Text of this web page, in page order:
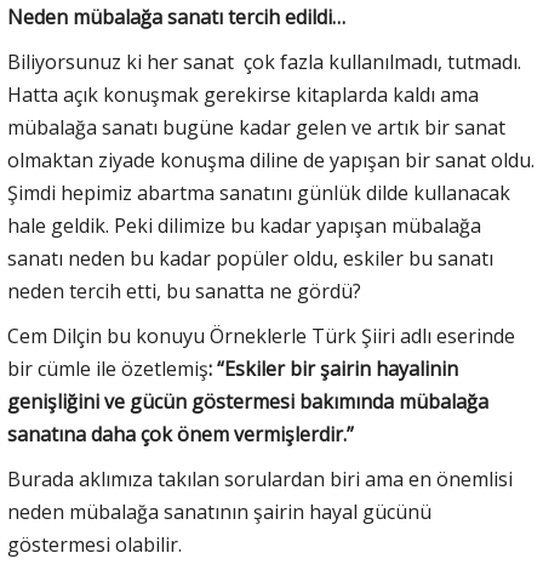
Neden mübalağa sanatı tercih edildi…
Biliyorsunuz ki her sanat çok fazla kullanılmadı, tutmadı.
Hatta açık konuşmak gerekirse kitaplarda kaldı ama
mübalağa sanatı bugüne kadar gelen ve artık bir sanat
olmaktan ziyade konuşma diline de yapışan bir sanat oldu.
Şimdi hepimiz abartma sanatını günlük dilde kullanacak
hale geldik. Peki dilimize bu kadar yapışan mübalağa
sanatı neden bu kadar popüler oldu, eskiler bu sanatı
neden tercih etti, bu sanatta ne gördü?
Cem Dilçin bu konuyu Örneklerle Türk Şiiri adlı eserinde
bir cümle ile özetlemiş: “Eskiler bir şairin hayalinin
genişliğini ve gücün göstermesi bakımında mübalağa
sanatına daha çok önem vermişlerdir.”
Burada aklımıza takılan sorulardan biri ama en önemlisi
neden mübalağa sanatının şairin hayal gücünü
göstermesi olabilir.